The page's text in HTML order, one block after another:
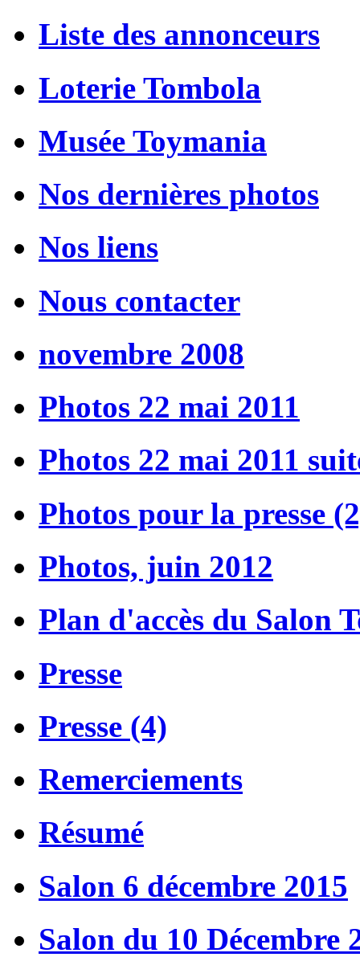
Liste des annonceurs
Loterie Tombola
Musée Toymania
Nos dernières photos
Nos liens
Nous contacter
novembre 2008
Photos 22 mai 2011
Photos 22 mai 2011
Photos pour la presse
Photos, juin 2012
Plan d'accès du Salon
Presse
Presse (4)
Remerciements
Résumé
Salon 6 décembre 2015
Salon du 10 Décembre